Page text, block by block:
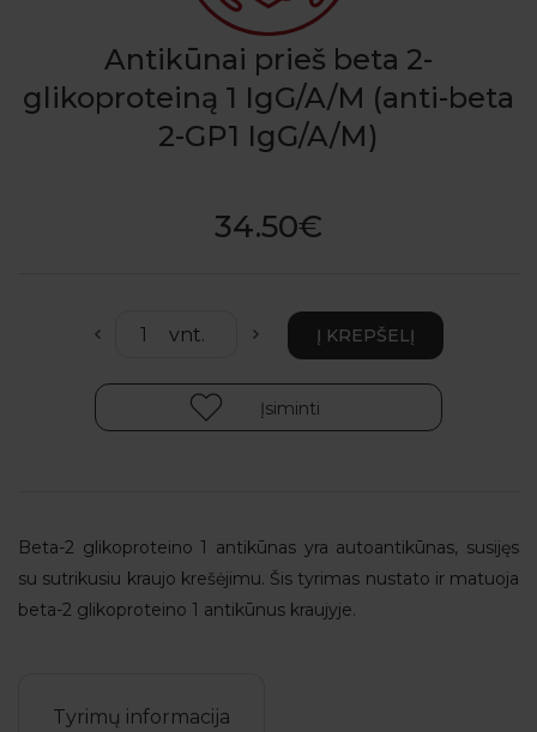
Antikūnai prieš beta 2-
glikoproteiną 1 IgG/A/M (anti-beta
2-GP1 IgG/A/M)
34.50€
Įsiminti
Beta-2 glikoproteino 1 antikūnas yra autoantikūnas, susijęs
su sutrikusiu kraujo krešėjimu. Šis tyrimas nustato ir matuoja
beta-2 glikoproteino 1 antikūnus kraujyje.
Tyrimų informacija